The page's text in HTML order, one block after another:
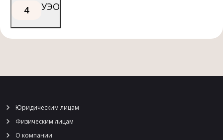
4 УЭО
Юридическим лицам
Физическим лицам
О компании